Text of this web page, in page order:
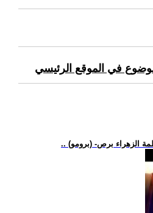
في الموقع الرئيسي
فاطمة الزهراء برص